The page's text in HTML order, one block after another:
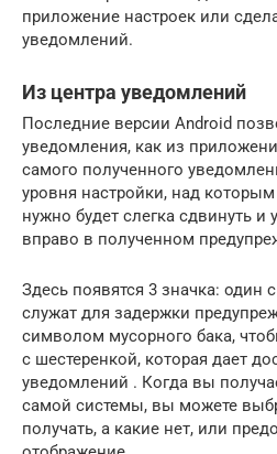
приложение настроек или
уведомлений.
Из центра уведомлений
Последние версии Android
уведомления, как из
самого полученного
уровня настройки, над
нужно будет слегка сдвинуть
вправо в полученном
Здесь появятся 3 значка: один
служат для задержки
символом мусорного бака,
с шестеренкой, которая дает
уведомлений . Когда вы
самой системы, вы можете
получать, а какие нет, или